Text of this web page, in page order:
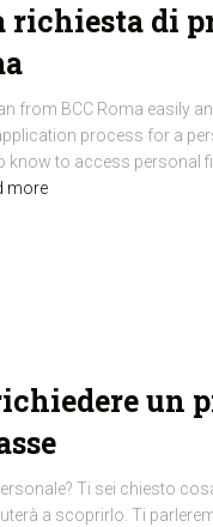
richiesta di
from BCC Roma easily
process for a
know to access personal
more
un
Ti sei chiesto
a scoprirlo. Ti